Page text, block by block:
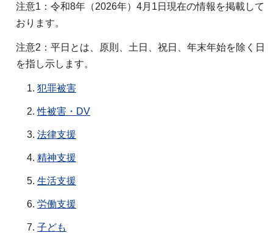
注意1：令和8年（2026年）4月1日現在の情報を掲載して
おります。
注意2：平日とは、原則、土日、祝日、年末年始を除く日
を指し示します。
犯罪被害
性被害・DV
法律支援
精神支援
生活支援
労働支援
子ども